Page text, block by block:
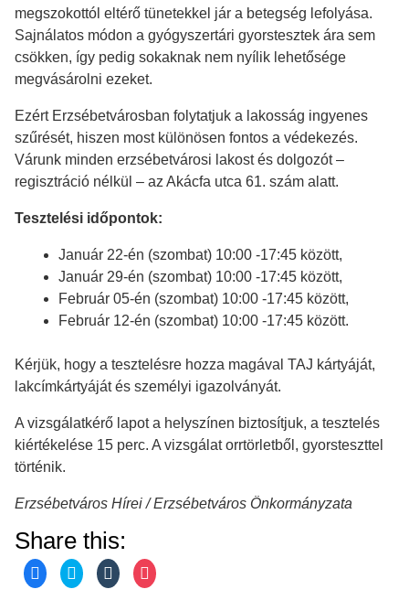
megszokottól eltérő tünetekkel jár a betegség lefolyása.
Sajnálatos módon a gyógyszertári gyorstesztek ára sem
csökken, így pedig sokaknak nem nyílik lehetősége
megvásárolni ezeket.
Ezért Erzsébetvárosban folytatjuk a lakosság ingyenes
szűrését, hiszen most különösen fontos a védekezés.
Várunk minden erzsébetvárosi lakost és dolgozót –
regisztráció nélkül – az Akácfa utca 61. szám alatt.
Tesztelési időpontok:
Január 22-én (szombat) 10:00 -17:45 között,
Január 29-én (szombat) 10:00 -17:45 között,
Február 05-én (szombat) 10:00 -17:45 között,
Február 12-én (szombat) 10:00 -17:45 között.
Kérjük, hogy a tesztelésre hozza magával TAJ kártyáját,
lakcímkártyáját és személyi igazolványát.
A vizsgálatkérő lapot a helyszínen biztosítjuk, a tesztelés
kiértékelése 15 perc. A vizsgálat orrtörletből, gyorsteszttel
történik.
Erzsébetváros Hírei / Erzsébetváros Önkormányzata
Share this:
C
l
C
l
C
l
C
l